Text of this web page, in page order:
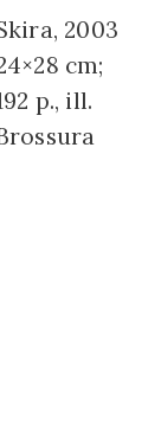
2003
cm;
p., ill.